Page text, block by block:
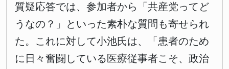
質疑応答では、参加者から「共産党ってど
うなの？」といった素朴な質問も寄せられ
た。これに対して小池氏は、「患者のため
に日々奮闘している医療従事者こそ、政治